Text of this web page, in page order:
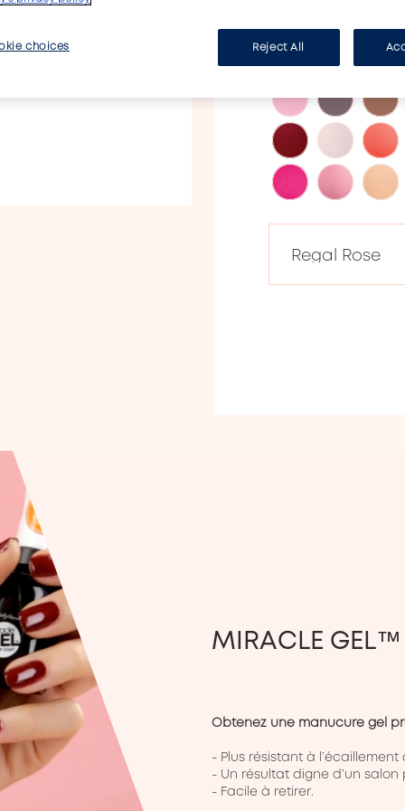
MIRACLE GEL™
Obtenez une manucure gel
- Plus résistant à
- Un résultat digne d’un
- Facile à retirer.
choices Reject All